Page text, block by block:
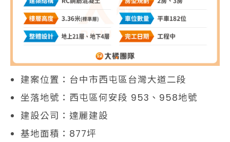
建案位置：台中市西屯區台灣大道二段
坐落地號：西屯區何安段 953、958地號
建設公司：達麗建設
基地面積：877坪